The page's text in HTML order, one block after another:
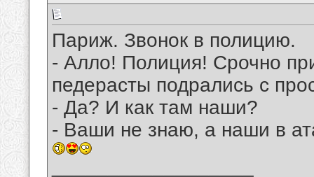
Париж. Звонок в полицию.
- Алло! Полиция! Срочно
педерасты подрались с
- Да? И как там наши?
- Ваши не знаю, а наши в